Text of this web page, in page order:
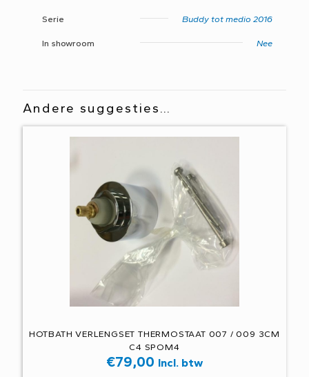
Serie Buddy tot medio 2016
In showroom Nee
Andere suggesties…
HOTBATH VERLENGSET THERMOSTAAT 007 / 009 3CM
C4 SPOM4
€79,00 Incl. btw